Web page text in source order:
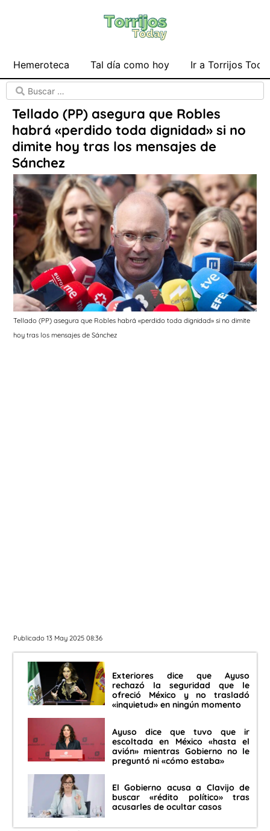
Hemeroteca Tal día como hoy Ir a Torrijos
Tellado (PP) asegura que Robles
habrá «perdido toda dignidad» si no
dimite hoy tras los mensajes de
Sánchez
Tellado (PP) asegura que Robles habrá «perdido toda dignidad» si no dimite
hoy tras los mensajes de Sánchez
Publicado 13 May 2025 08:36
Exteriores dice que Ayuso
rechazó la seguridad que le
ofreció México y no trasladó
«inquietud» en ningún momento
Ayuso dice que tuvo que ir
escoltada en México «hasta el
avión» mientras Gobierno no le
preguntó ni «cómo estaba»
El Gobierno acusa a Clavijo de
buscar «rédito político» tras
acusarles de ocultar casos